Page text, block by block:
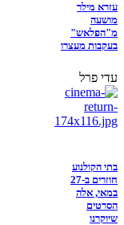
עזרא מילר
מושעה
מ"הפלאש"
בעקבות מעצרו
עדי פרל
בתי הקולנוע
חוזרים ב-27
במאי, אלה
הסרטים
שיוקרנו